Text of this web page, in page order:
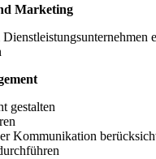
Marketing
gestalten
Kommunikation